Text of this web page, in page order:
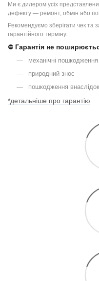
Ми є дилером усіх
дефекту — ремонт, обмін або
Рекомендуємо зберігати чек та
гарантійного терміну.
⛔ Гарантія не
механічні пошкодження
природний знос
пошкодження
*детальніше про гарантію